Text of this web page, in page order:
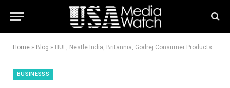
Home » Blog » HUL, Nestle India, Britannia, Godrej Consumer Products, Marico, Dabur, Emami, Jyothy Labs et al: What’s weighing on the FMCG sector and is demand recovery in sight?
BUSINESSS